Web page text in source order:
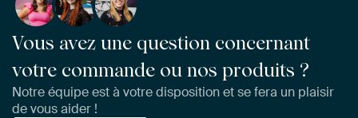
Vous avez une question concernant
votre commande ou nos produits ?
Notre équipe est à votre disposition et se fera un plaisir
de vous aider !